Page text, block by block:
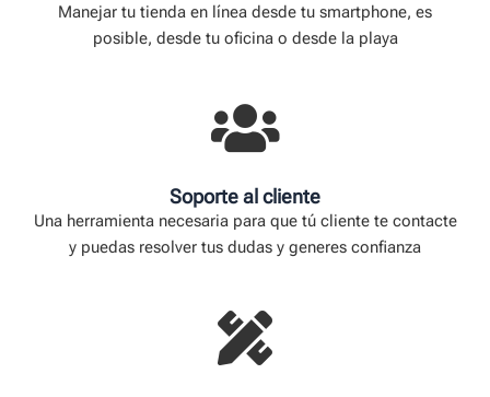
Manejar tu tienda en línea desde tu smartphone, es
posible, desde tu oficina o desde la playa
Soporte al cliente
Una herramienta necesaria para que tú cliente te contacte
y puedas resolver tus dudas y generes confianza